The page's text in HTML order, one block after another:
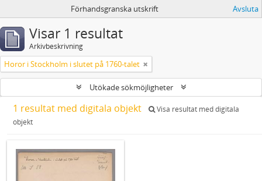
Förhandsgranska utskrift Avsluta
Visar 1 resultat
Arkivbeskrivning
Horor i Stockholm i slutet på 1760-talet
Utökade sökmöjligheter
1 resultat med digitala objekt
Visa resultat med digitala
objekt